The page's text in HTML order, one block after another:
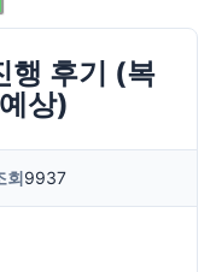
행 후기 (복
상)
회9937